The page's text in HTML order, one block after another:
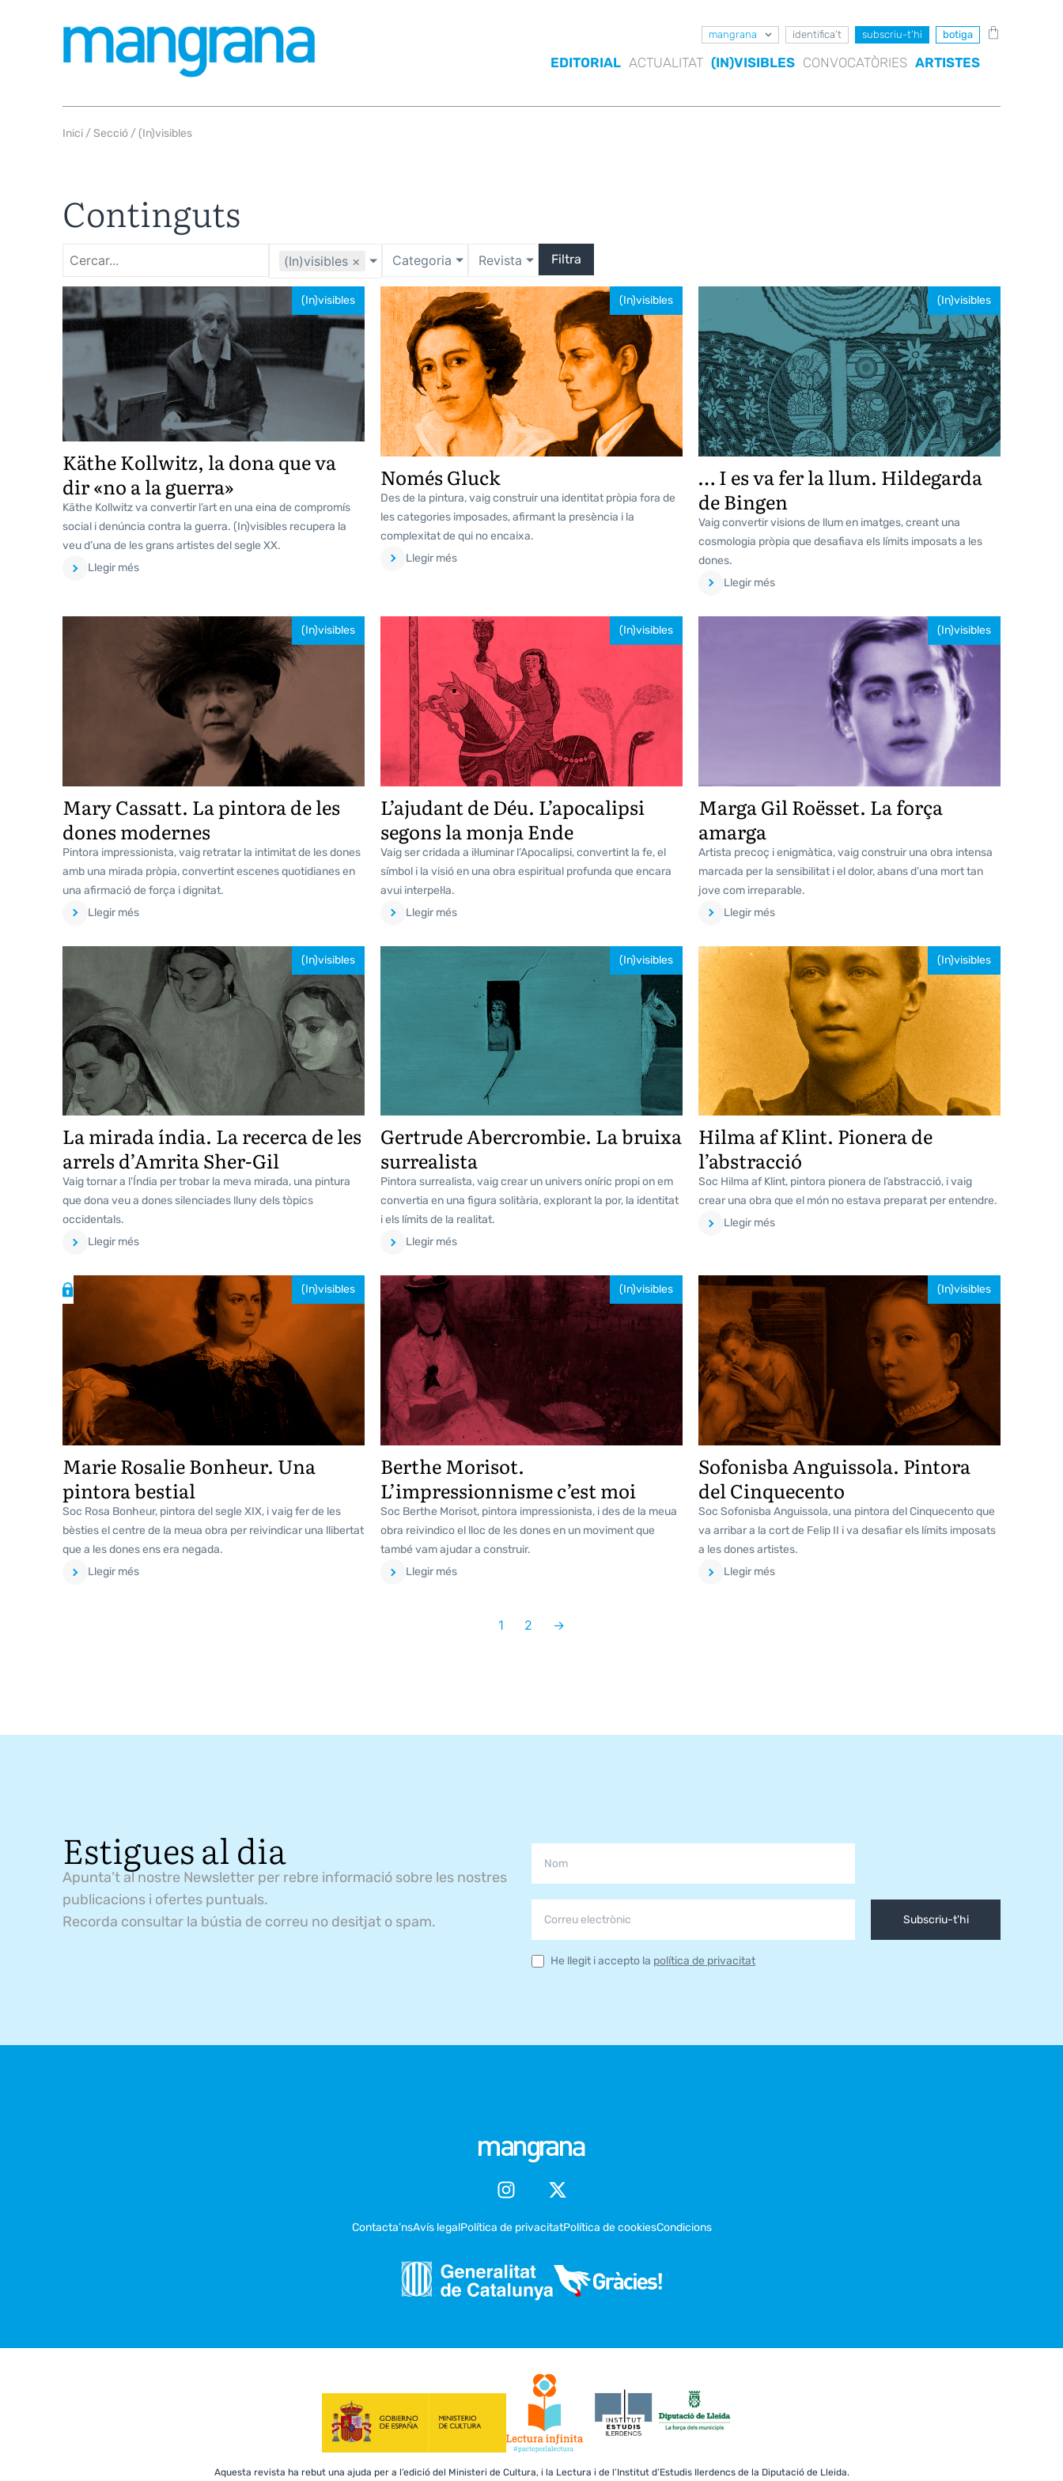
mangrana identifica’t subscriu-t’hi botiga
EDITORIAL ACTUALITAT (IN)VISIBLES CONVOCATÒRIES ARTISTES
Inici / Secció / (In)visibles
Continguts
(In)visibles × Categoria Revista Filtra
(In)visibles
Käthe Kollwitz, la dona que va
dir «no a la guerra»
Käthe Kollwitz va convertir l’art en una eina de compromís
social i denúncia contra la guerra. (In)visibles recupera la
veu d’una de les grans artistes del segle XX.
Llegir més
(In)visibles
Només Gluck
Des de la pintura, vaig construir una identitat pròpia fora de
les categories imposades, afirmant la presència i la
complexitat de qui no encaixa.
Llegir més
(In)visibles
… I es va fer la llum. Hildegarda
de Bingen
Vaig convertir visions de llum en imatges, creant una
cosmologia pròpia que desafiava els límits imposats a les
dones.
Llegir més
(In)visibles
Mary Cassatt. La pintora de les
dones modernes
Pintora impressionista, vaig retratar la intimitat de les dones
amb una mirada pròpia, convertint escenes quotidianes en
una afirmació de força i dignitat.
Llegir més
(In)visibles
L’ajudant de Déu. L’apocalipsi
segons la monja Ende
Vaig ser cridada a il·luminar l’Apocalipsi, convertint la fe, el
símbol i la visió en una obra espiritual profunda que encara
avui interpel·la.
Llegir més
(In)visibles
Marga Gil Roësset. La força
amarga
Artista precoç i enigmàtica, vaig construir una obra intensa
marcada per la sensibilitat i el dolor, abans d’una mort tan
jove com irreparable.
Llegir més
(In)visibles
La mirada índia. La recerca de les
arrels d’Amrita Sher-Gil
Vaig tornar a l’Índia per trobar la meva mirada, una pintura
que dona veu a dones silenciades lluny dels tòpics
occidentals.
Llegir més
(In)visibles
Gertrude Abercrombie. La bruixa
surrealista
Pintora surrealista, vaig crear un univers oníric propi on em
convertia en una figura solitària, explorant la por, la identitat
i els límits de la realitat.
Llegir més
(In)visibles
Hilma af Klint. Pionera de
l’abstracció
Soc Hilma af Klint, pintora pionera de l’abstracció, i vaig
crear una obra que el món no estava preparat per entendre.
Llegir més
(In)visibles
Marie Rosalie Bonheur. Una
pintora bestial
Soc Rosa Bonheur, pintora del segle XIX, i vaig fer de les
bèsties el centre de la meua obra per reivindicar una llibertat
que a les dones ens era negada.
Llegir més
(In)visibles
Berthe Morisot.
L’impressionnisme c’est moi
Soc Berthe Morisot, pintora impressionista, i des de la meua
obra reivindico el lloc de les dones en un moviment que
també vam ajudar a construir.
Llegir més
(In)visibles
Sofonisba Anguissola. Pintora
del Cinquecento
Soc Sofonisba Anguissola, una pintora del Cinquecento que
va arribar a la cort de Felip II i va desafiar els límits imposats
a les dones artistes.
Llegir més
1 2 →
Estigues al dia
Apunta’t al nostre Newsletter per rebre informació sobre les nostres
publicacions i ofertes puntuals.
Recorda consultar la bústia de correu no desitjat o spam.
Subscriu-t'hi
He llegit i accepto la política de privacitat
Contacta’nsAvís legalPolítica de privacitatPolítica de cookiesCondicions
Aquesta revista ha rebut una ajuda per a l’edició del Ministeri de Cultura, i la Lectura i de l’Institut d’Estudis Ilerdencs de la Diputació de Lleida.